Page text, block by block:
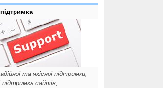
та якісної підтримки,
підтримка сайтів,